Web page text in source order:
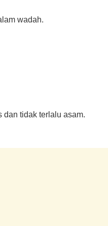
wadah.
dan tidak terlalu asam.